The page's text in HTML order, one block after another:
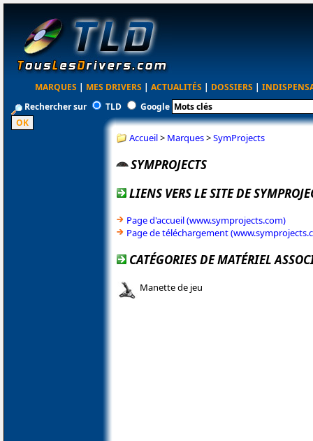
MARQUES | MES DRIVERS | ACTUALITÉS | DOSSIERS |
Rechercher sur
TLD Google
Accueil> Marques>SymProjects
SYMPROJECTS
LIENS VERS LE SITE DE
Page d'accueil (www.symprojects.com)
Page de téléchargement
CATÉGORIES DE MATÉRIEL
Manette de jeu